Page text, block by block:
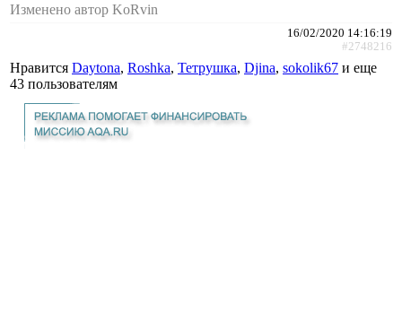
Изменено автор KoRvin
16/02/2020 14:16:19
#2748216
Нравится Daytona, Roshka, Тетрушка, Djina, sokolik67 и еще
43 пользователям